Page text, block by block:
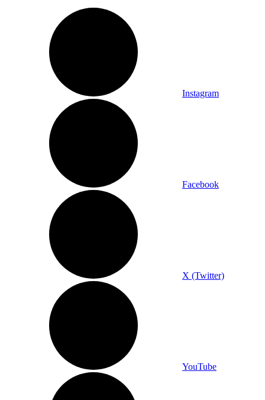
Instagram
Facebook
X (Twitter)
YouTube